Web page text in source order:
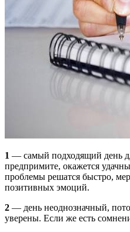
1 — самый подходящий день
предпримите, окажется
проблемы решатся быстро,
позитивных эмоций.
2 — день неоднозначный,
уверены. Если же есть